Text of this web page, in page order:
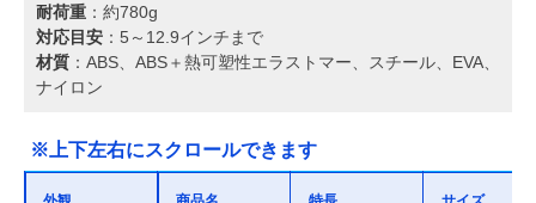
耐荷重 ：約780g
対応目安 ：5～12.9インチまで
材質 ：ABS、ABS＋熱可塑性エラストマー、スチール、EVA、
ナイロン
※上下左右にスクロールできます